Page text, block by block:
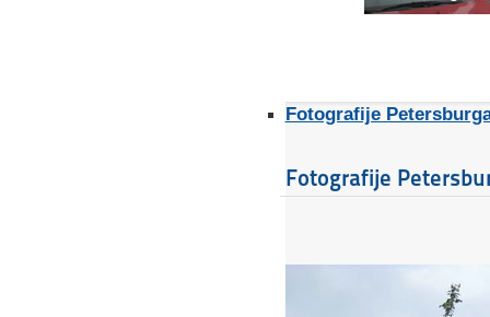
Fotografije
Fotografije